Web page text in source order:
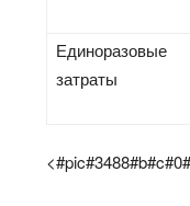
Единоразовые
затраты